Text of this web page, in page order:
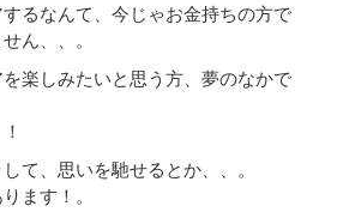
るなんて、今じゃお金持ちの方で
ん、、。
楽しみたいと思う方、夢のなかで
て、思いを馳せるとか、、。
ます！。